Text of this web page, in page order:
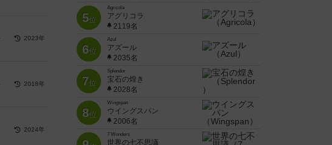
2023年
2018年
2024年
5位
Agricola
アグリコラ
2119名
6位
Azul
アズール
2035名
7位
Splendor
宝石の煌き
2028名
8位
Wingspan
ウイングスパン
2006名
7 Wonders
世界の七不思議